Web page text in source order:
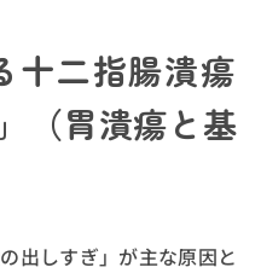
十二指腸潰瘍
（胃潰瘍と基
出しすぎ」が主な原因と